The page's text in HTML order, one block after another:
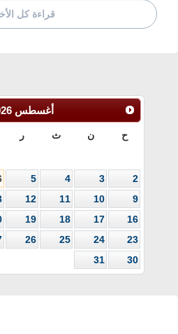
قراءة كل
أغسطس
ح ن ث ر
2
3
4
5
9
10
11
12
16
17
18
19
23
24
25
26
30
31